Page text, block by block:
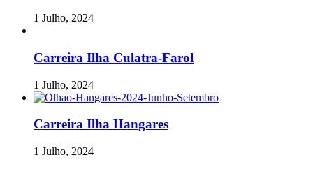
1 Julho, 2024
Carreira Ilha Culatra-Farol
1 Julho, 2024
Carreira Ilha Hangares
1 Julho, 2024